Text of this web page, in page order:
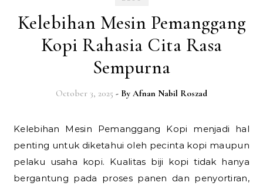
Kelebihan Mesin Pemanggang
Kopi Rahasia Cita Rasa
Sempurna
October 3, 2025 - By Afnan Nabil Roszad
Kelebihan Mesin Pemanggang Kopi menjadi hal
penting untuk diketahui oleh pecinta kopi maupun
pelaku usaha kopi. Kualitas biji kopi tidak hanya
bergantung pada proses panen dan penyortiran,